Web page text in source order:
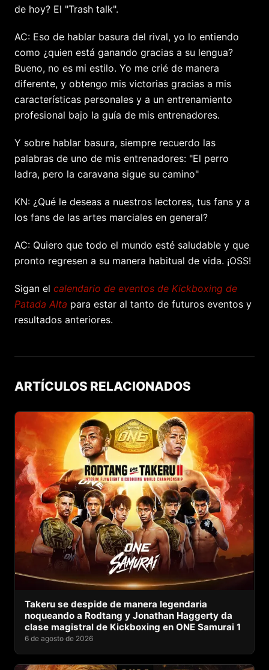
de hoy? El "Trash talk".
AC: Eso de hablar basura del rival, yo lo entiendo
como ¿quien está ganando gracias a su lengua?
Bueno, no es mi estilo. Yo me crié de manera
diferente, y obtengo mis victorias gracias a mis
características personales y a un entrenamiento
profesional bajo la guía de mis entrenadores.
Y sobre hablar basura, siempre recuerdo las
palabras de uno de mis entrenadores: "El perro
ladra, pero la caravana sigue su camino"
KN: ¿Qué le deseas a nuestros lectores, tus fans y a
los fans de las artes marciales en general?
AC: Quiero que todo el mundo esté saludable y que
pronto regresen a su manera habitual de vida. ¡OSS!
Sigan el calendario de eventos de Kickboxing de
Patada Alta para estar al tanto de futuros eventos y
resultados anteriores.
ARTÍCULOS RELACIONADOS
Takeru se despide de manera legendaria
noqueando a Rodtang y Jonathan Haggerty da
clase magistral de Kickboxing en ONE Samurai 1
6 de agosto de 2026